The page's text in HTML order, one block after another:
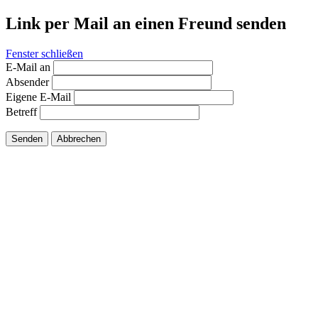
Link per Mail an einen Freund senden
Fenster schließen
E-Mail an
Absender
Eigene E-Mail
Betreff
Senden Abbrechen